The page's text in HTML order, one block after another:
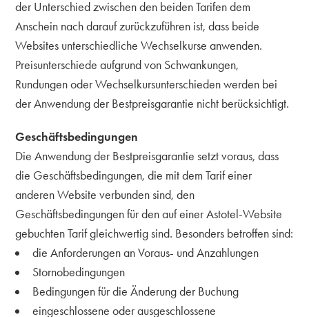
der Unterschied zwischen den beiden Tarifen dem
Anschein nach darauf zurückzuführen ist, dass beide
Websites unterschiedliche Wechselkurse anwenden.
Preisunterschiede aufgrund von Schwankungen,
Rundungen oder Wechselkursunterschieden werden bei
der Anwendung der Bestpreisgarantie nicht berücksichtigt.
Geschäftsbedingungen
Die Anwendung der Bestpreisgarantie setzt voraus, dass
die Geschäftsbedingungen, die mit dem Tarif einer
anderen Website verbunden sind, den
Geschäftsbedingungen für den auf einer Astotel-Website
gebuchten Tarif gleichwertig sind. Besonders betroffen sind:
die Anforderungen an Voraus- und Anzahlungen
Stornobedingungen
Bedingungen für die Änderung der Buchung
eingeschlossene oder ausgeschlossene